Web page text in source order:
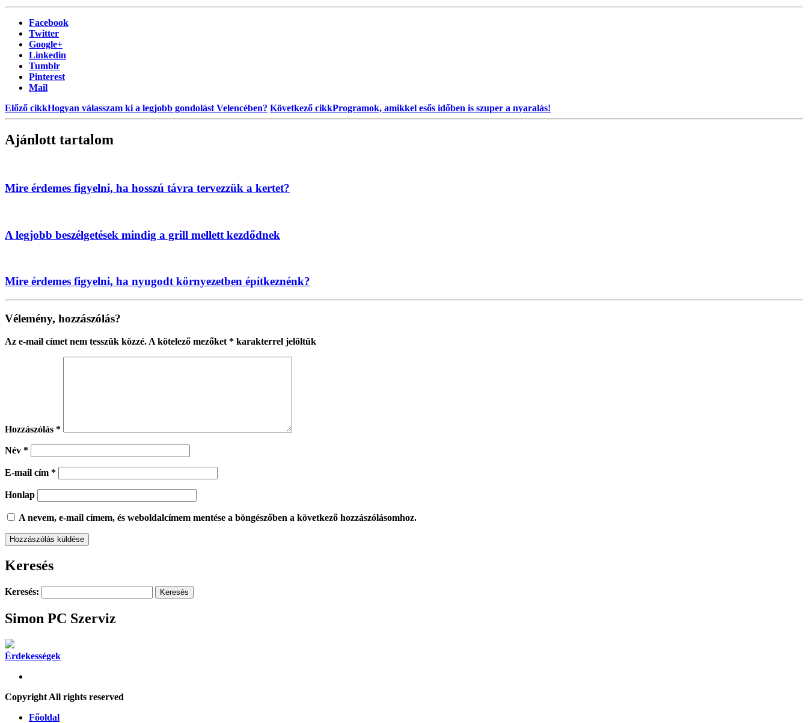
Facebook
Twitter
Google+
Linkedin
Tumblr
Pinterest
Mail
Előző cikkHogyan válasszam ki a legjobb gondolást Velencében? Következő cikkProgramok, amikkel esős időben is szuper a nyaralás!
Ajánlott tartalom
Mire érdemes figyelni, ha hosszú távra tervezzük a kertet?
A legjobb beszélgetések mindig a grill mellett kezdődnek
Mire érdemes figyelni, ha nyugodt környezetben építkeznénk?
Vélemény, hozzászólás?
Az e-mail címet nem tesszük közzé. A kötelező mezőket * karakterrel jelöltük
Hozzászólás *
Név *
E-mail cím *
Honlap
A nevem, e-mail címem, és weboldalcímem mentése a böngészőben a következő hozzászólásomhoz.
Keresés
Keresés:
Simon PC Szerviz
Érdekességek
Copyright All rights reserved
Főoldal